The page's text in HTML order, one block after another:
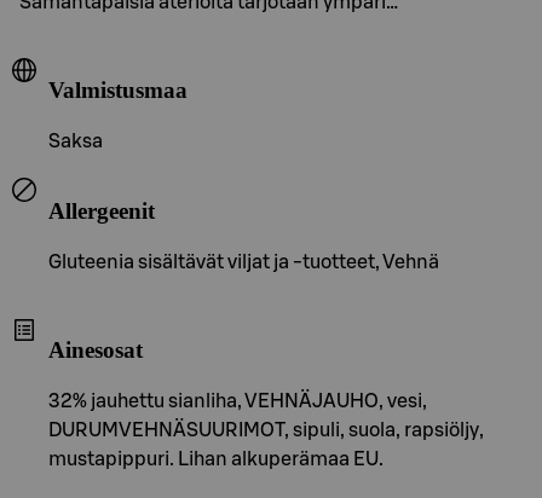
Valmistusmaa
Saksa
Allergeenit
Gluteenia sisältävät viljat ja -tuotteet, Vehnä
Ainesosat
32% jauhettu sianliha, VEHNÄJAUHO, vesi,
DURUMVEHNÄSUURIMOT, sipuli, suola, rapsiöljy,
mustapippuri. Lihan alkuperämaa EU.